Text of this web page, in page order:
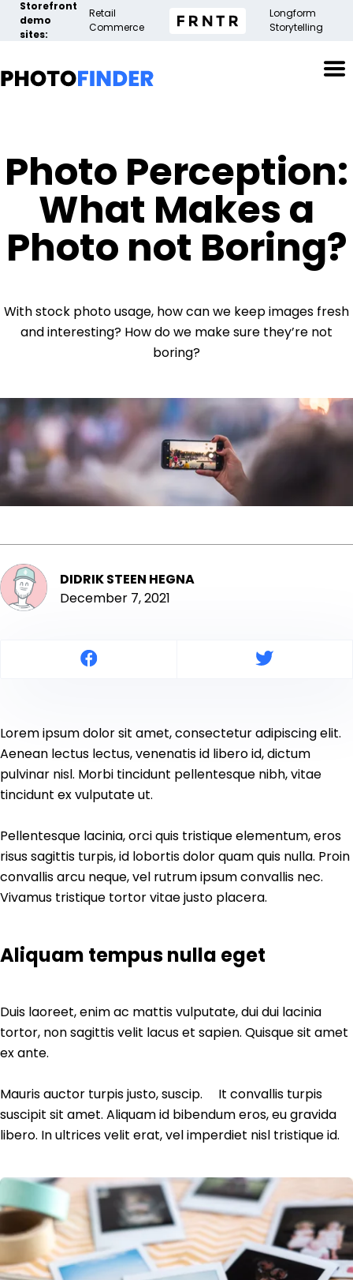
Storefront
demo
sites:
Retail
Commerce
Longform
Storytelling
Photo Perception:
What Makes a
Photo not Boring?
With stock photo usage, how can we keep images fresh
and interesting? How do we make sure they’re not
boring?
DIDRIK STEEN HEGNA
December 7, 2021
Lorem ipsum dolor sit amet, consectetur adipiscing elit.
Aenean lectus lectus, venenatis id libero id, dictum
pulvinar nisl. Morbi tincidunt pellentesque nibh, vitae
tincidunt ex vulputate ut.
Pellentesque lacinia, orci quis tristique elementum, eros
risus sagittis turpis, id lobortis dolor quam quis nulla. Proin
convallis arcu neque, vel rutrum ipsum convallis nec.
Vivamus tristique tortor vitae justo placera.
Aliquam tempus nulla eget
Duis laoreet, enim ac mattis vulputate, dui dui lacinia
tortor, non sagittis velit lacus et sapien. Quisque sit amet
ex ante.
Mauris auctor turpis justo, suscip. It convallis turpis
suscipit sit amet. Aliquam id bibendum eros, eu gravida
libero. In ultrices velit erat, vel imperdiet nisl tristique id.